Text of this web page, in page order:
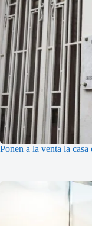
Ponen a la venta la